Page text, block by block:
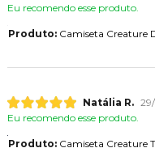
Eu recomendo esse produto.
Produto:Camiseta Creature
Natália R.
Eu recomendo esse produto.
Produto:Camiseta Creature